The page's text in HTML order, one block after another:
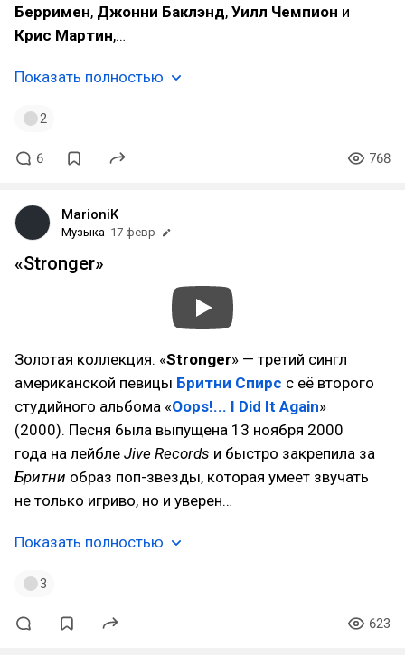
Берримен, Джонни Баклэнд, Уилл Чемпион и
Крис Мартин,…
Показать полностью
2
6 768
MarioniK
Музыка 17 февр
«Stronger»
Золотая коллекция. «Stronger» — третий сингл
американской певицы Бритни Спирс с её второго
студийного альбома «Oops!... I Did It Again»
(2000). Песня была выпущена 13 ноября 2000
года на лейбле Jive Records и быстро закрепила за
Бритни образ поп-звезды, которая умеет звучать
не только игриво, но и уверен…
Показать полностью
3
623